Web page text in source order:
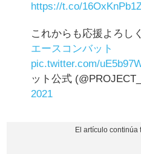
https://t.co/
これからも応援よろし
エースコンバット
pic.twitter.com/
ット公式
2021